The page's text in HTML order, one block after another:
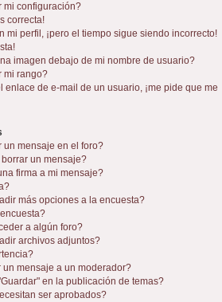
mi configuración?
correcta!
mi perfil, ¡pero el tiempo sigue siendo incorrecto!
imagen debajo de mi nombre de usuario?
mi rango?
de e-mail de un usuario, ¡me pide que me
mensaje en el foro?
un mensaje?
firma a mi mensaje?
más opciones a la encuesta?
a algún foro?
archivos adjuntos?
mensaje a un moderador?
en la publicación de temas?
ser aprobados?